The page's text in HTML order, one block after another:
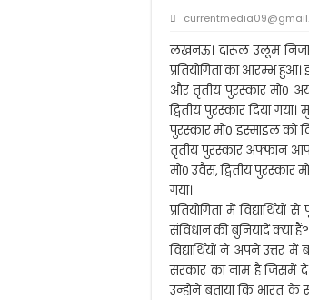
लखनऊ। दारूल उलूम
प्रतियोगिता का आरम्भ
और तृतीय पुरस्कार मो0
द्वितीय पुरस्कार दिया
पुरस्कार मो0 इस्माइल को
तृतीय पुरस्कार अफ्फान
मो0 उवैस, द्वितीय
गया।
प्रतियोगिता में
संविधान की बुनियादें क्या
विद्यार्थियों ने अपने
सरकार का नाम है जिसमें
उन्होने बताया कि भारत के